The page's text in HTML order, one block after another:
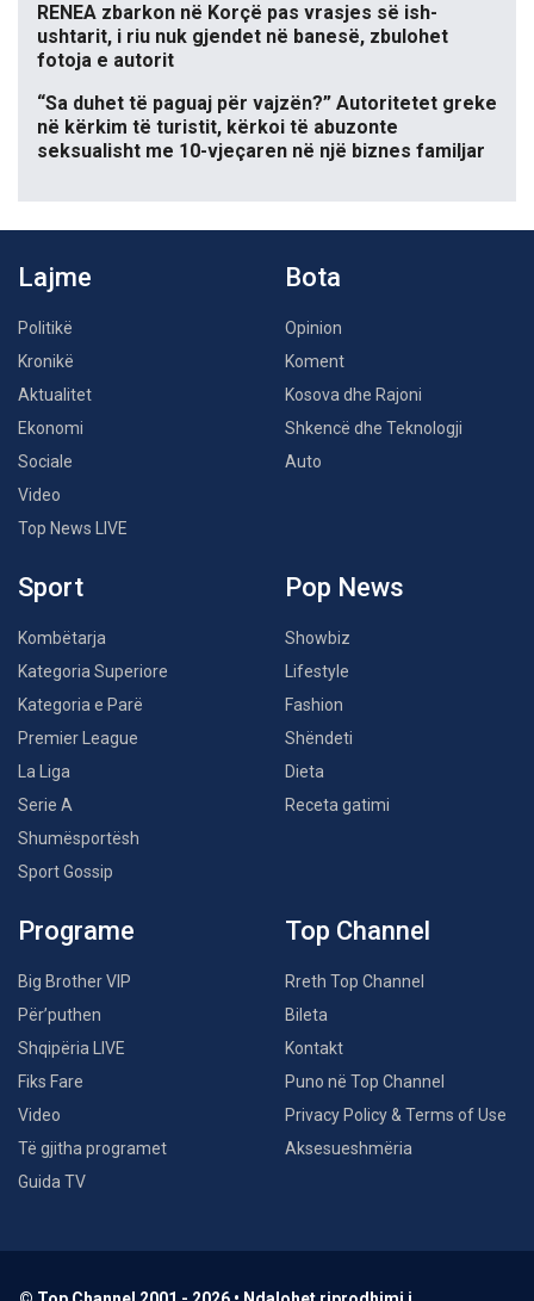
RENEA zbarkon në Korçë pas vrasjes së ish-
ushtarit, i riu nuk gjendet në banesë, zbulohet
fotoja e autorit
“Sa duhet të paguaj për vajzën?” Autoritetet greke
në kërkim të turistit, kërkoi të abuzonte
seksualisht me 10-vjeçaren në një biznes familjar
Lajme
Politikë
Kronikë
Aktualitet
Ekonomi
Sociale
Video
Top News LIVE
Bota
Opinion
Koment
Kosova dhe Rajoni
Shkencë dhe Teknologji
Auto
Sport
Kombëtarja
Kategoria Superiore
Kategoria e Parë
Premier League
La Liga
Serie A
Shumësportësh
Sport Gossip
Pop News
Showbiz
Lifestyle
Fashion
Shëndeti
Dieta
Receta gatimi
Programe
Big Brother VIP
Për’puthen
Shqipëria LIVE
Fiks Fare
Video
Të gjitha programet
Guida TV
Top Channel
Rreth Top Channel
Bileta
Kontakt
Puno në Top Channel
Privacy Policy & Terms of Use
Aksesueshmëria